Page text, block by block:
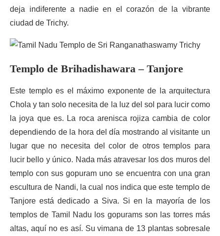
deja indiferente a nadie en el corazón de la vibrante
ciudad de Trichy.
Templo de Brihadishawara – Tanjore
Este templo es el máximo exponente de la arquitectura
Chola y tan solo necesita de la luz del sol para lucir como
la joya que es. La roca arenisca rojiza cambia de color
dependiendo de la hora del día mostrando al visitante un
lugar que no necesita del color de otros templos para
lucir bello y único. Nada más atravesar los dos muros del
templo con sus gopuram uno se encuentra con una gran
escultura de Nandi, la cual nos indica que este templo de
Tanjore está dedicado a Siva. Si en la mayoría de los
templos de Tamil Nadu los gopurams son las torres más
altas, aquí no es así. Su vimana de 13 plantas sobresale